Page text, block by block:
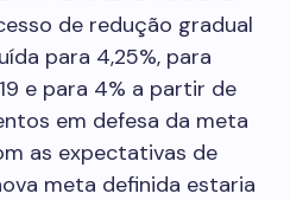
de redução gradual
para 4,25%, para
e para 4% a partir de
em defesa da meta
as expectativas de
meta definida estaria